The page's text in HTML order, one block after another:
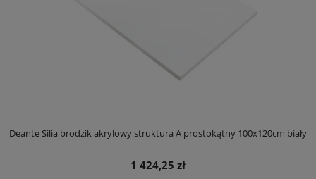
Deante Silia brodzik akrylowy struktura A prostokątny 100x120cm biały
1 424,25 zł